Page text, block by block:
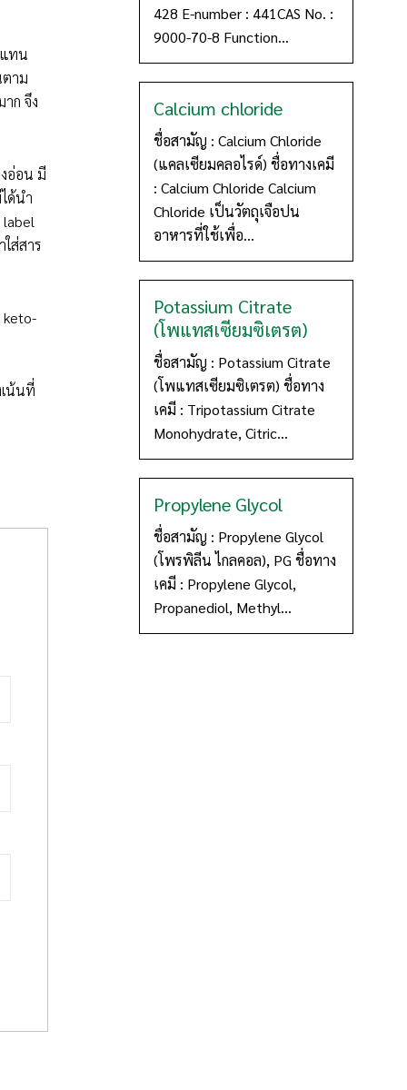
ทน
าม
ก จึง
อ่อน มี
ด้นำ
ส่สาร
keto-
น้นที่
428 E-number : 441CAS No. :
9000-70-8 Function...
Calcium chloride
ชื่อสามัญ : Calcium Chloride
(แคลเซียมคลอไรด์) ชื่อทางเคมี
: Calcium Chloride Calcium
Chloride เป็นวัตถุเจือปน
อาหารที่ใช้เพื่อ...
Potassium Citrate
(โพแทสเซียมซิเตรต)
ชื่อสามัญ : Potassium Citrate
(โพแทสเซียมซิเตรต) ชื่อทาง
เคมี : Tripotassium Citrate
Monohydrate, Citric...
Propylene Glycol
ชื่อสามัญ : Propylene Glycol
(โพรพิลีน ไกลคอล), PG ชื่อทาง
เคมี : Propylene Glycol,
Propanediol, Methyl...